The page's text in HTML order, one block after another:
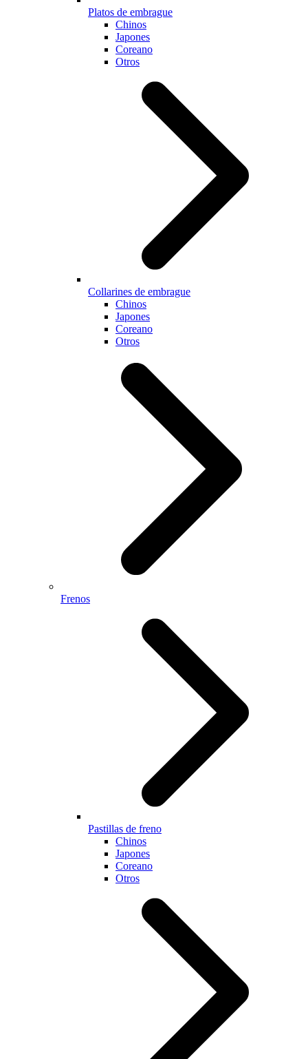
Platos de embrague
Chinos
Japones
Coreano
Otros
Collarines de embrague
Chinos
Japones
Coreano
Otros
Frenos
Pastillas de freno
Chinos
Japones
Coreano
Otros